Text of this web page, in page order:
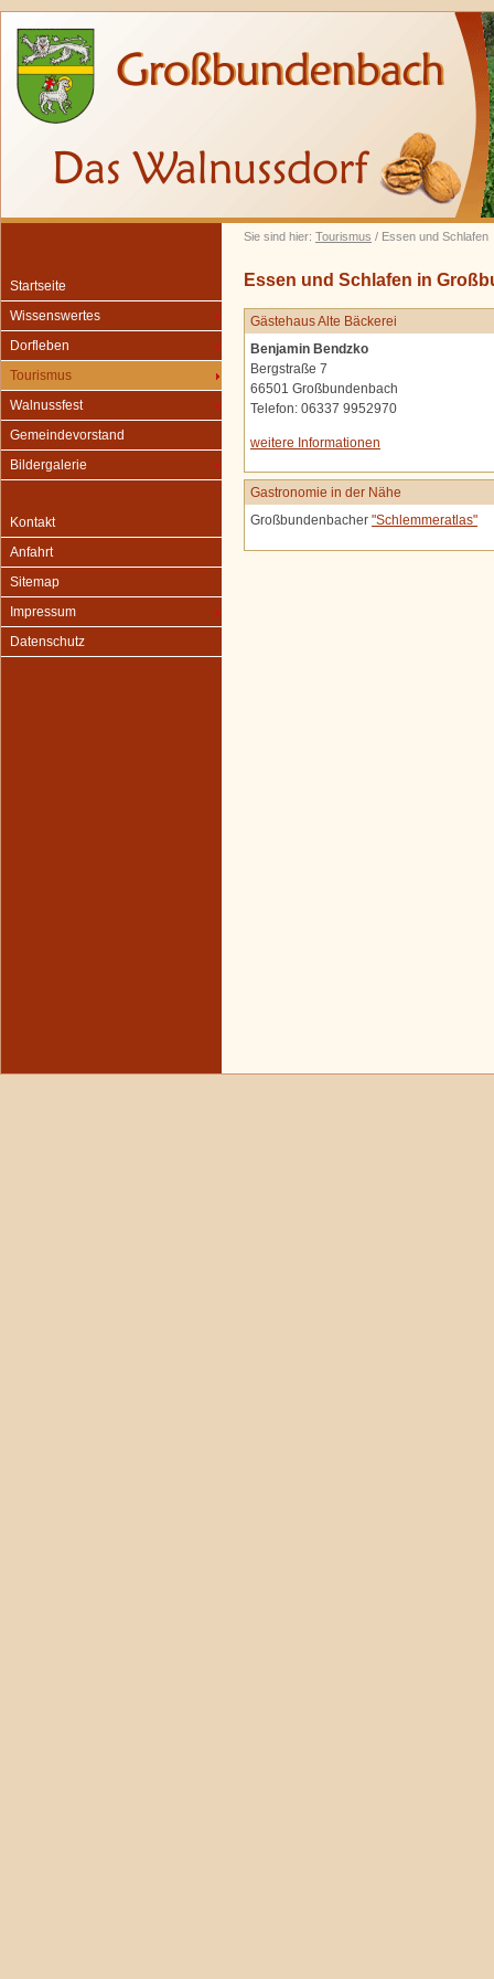
Sie sind hier: Tourismus / Essen und Schlafen
Startseite
Wissenswertes
Dorfleben
Tourismus
Walnussfest
Gemeindevorstand
Bildergalerie
Kontakt
Anfahrt
Sitemap
Impressum
Datenschutz
Essen und Schlafen in
Gästehaus Alte Bäckerei
Benjamin Bendzko
Bergstraße 7
66501 Großbundenbach
Telefon: 06337 9952970
weitere Informationen
Gastronomie in der Nähe
Großbundenbacher "Schlemmeratlas"